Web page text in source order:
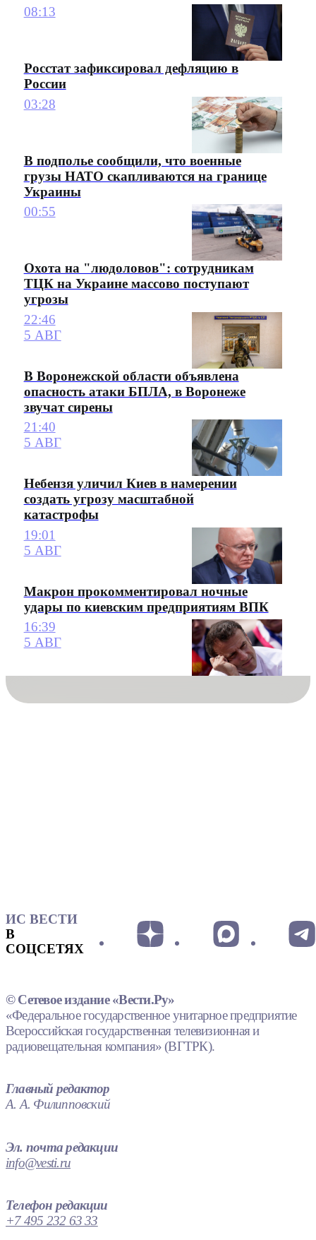
08:13
Росстат зафиксировал дефляцию в
России
03:28
В подполье сообщили, что военные
грузы НАТО скапливаются на границе
Украины
00:55
Охота на "людоловов": сотрудникам
ТЦК на Украине массово поступают
угрозы
22:46
5 АВГ
В Воронежской области объявлена
опасность атаки БПЛА, в Воронеже
звучат сирены
21:40
5 АВГ
Небензя уличил Киев в намерении
создать угрозу масштабной
катастрофы
19:01
5 АВГ
Макрон прокомментировал ночные
удары по киевским предприятиям ВПК
16:39
5 АВГ
ИС ВЕСТИ
В
СОЦСЕТЯХ
© Сетевое издание «Вести.Ру»
«Федеральное государственное унитарное предприятие
Всероссийская государственная телевизионная и
радиовещательная компания» (ВГТРК).
Главный редактор
А. А. Филипповский
Эл. почта редакции
info@vesti.ru
Телефон редакции
+7 495 232 63 33